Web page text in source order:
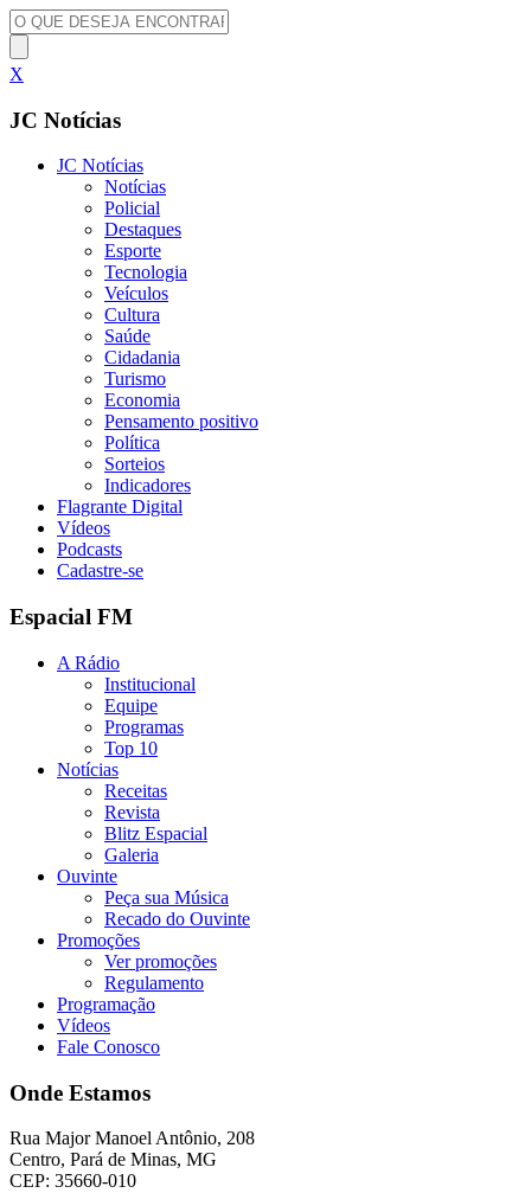
X
JC Notícias
JC Notícias
Notícias
Policial
Destaques
Esporte
Tecnologia
Veículos
Cultura
Saúde
Cidadania
Turismo
Economia
Pensamento positivo
Política
Sorteios
Indicadores
Flagrante Digital
Vídeos
Podcasts
Cadastre-se
Espacial FM
A Rádio
Institucional
Equipe
Programas
Top 10
Notícias
Receitas
Revista
Blitz Espacial
Galeria
Ouvinte
Peça sua Música
Recado do Ouvinte
Promoções
Ver promoções
Regulamento
Programação
Vídeos
Fale Conosco
Onde Estamos
Rua Major Manoel Antônio, 208
Centro, Pará de Minas, MG
CEP: 35660-010